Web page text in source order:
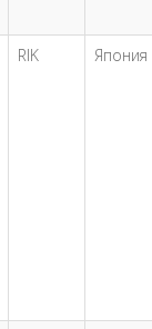
RIK Япония